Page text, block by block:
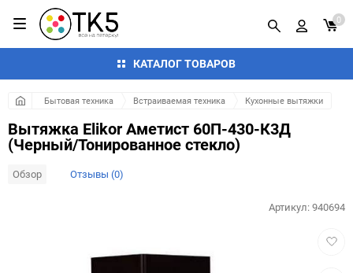
КАТАЛОГ ТОВАРОВ
0
Бытовая техника Встраиваемая техника Кухонные вытяжки
Вытяжка Elikor Аметист 60П-430-К3Д
(Черный/Тонированное стекло)
Обзор Отзывы (0)
Артикул:940694